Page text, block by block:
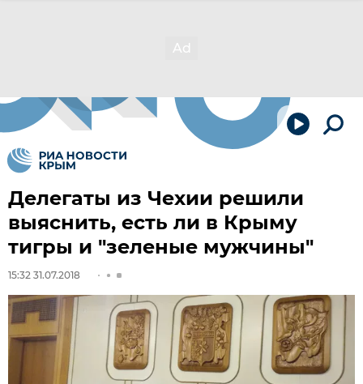
Делегаты из Чехии решили
выяснить, есть ли в Крыму
тигры и "зеленые мужчины"
15:32 31.07.2018